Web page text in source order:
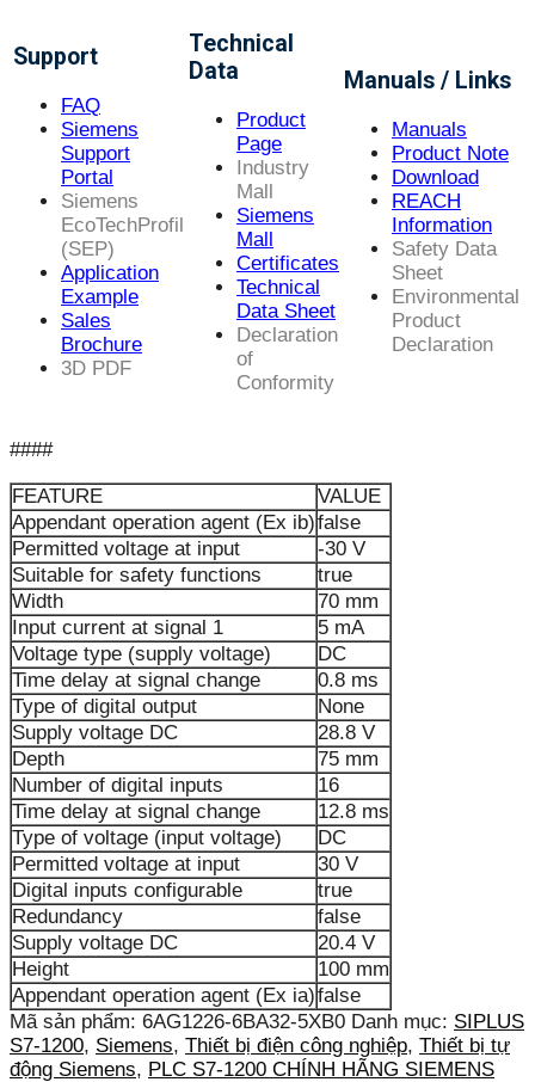
Support
FAQ
Siemens
Support
Portal
Siemens
EcoTechProfil
(SEP)
Application
Example
Sales
Brochure
3D PDF
Technical
Data
Product
Page
Industry
Mall
Siemens
Mall
Certificates
Technical
Data Sheet
Declaration
of
Conformity
Manuals / Links
Manuals
Product Note
Download
REACH
Information
Safety Data
Sheet
Environmental
Product
Declaration
####
FEATURE
VALUE
Appendant operation agent (Ex ib)false
Permitted voltage at input
-30 V
Suitable for safety functions
true
Width
70 mm
Input current at signal 1
5 mA
Voltage type (supply voltage)
DC
Time delay at signal change
0.8 ms
Type of digital output
None
Supply voltage DC
28.8 V
Depth
75 mm
Number of digital inputs
16
Time delay at signal change
12.8 ms
Type of voltage (input voltage)
DC
Permitted voltage at input
30 V
Digital inputs configurable
true
Redundancy
false
Supply voltage DC
20.4 V
Height
100 mm
Appendant operation agent (Ex ia)false
Mã sản phẩm: 6AG1226-6BA32-5XB0 Danh mục: SIPLUS
S7-1200, Siemens, Thiết bị điện công nghiệp, Thiết bị tự
động Siemens, PLC S7-1200 CHÍNH HÃNG SIEMENS